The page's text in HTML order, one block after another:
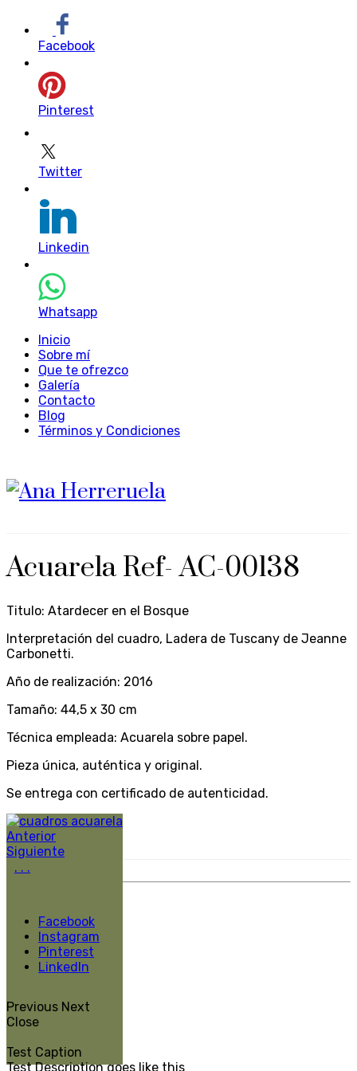
Facebook
Pinterest
Twitter
Linkedin
Whatsapp
Inicio
Sobre mí
Que te ofrezco
Galería
Contacto
Blog
Términos y Condiciones
Acuarela Ref- AC-00138
Titulo: Atardecer en el Bosque
Interpretación del cuadro, Ladera de Tuscany de Jeanne
Carbonetti.
Año de realización: 2016
Tamaño: 44,5 x 30 cm
Técnica empleada: Acuarela sobre papel.
Pieza única, auténtica y original.
Se entrega con certificado de autenticidad.
Anterior
Siguiente
. . .
Facebook
Instagram
Pinterest
LinkedIn
Previous Next
Close
Test Caption
Test Description goes like this